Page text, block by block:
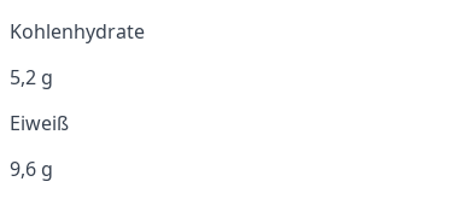
Kohlenhydrate
5,2 g
Eiweiß
9,6 g